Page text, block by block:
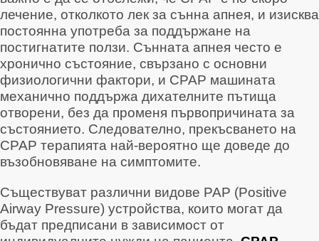
лечение, отколкото лек за сънна апнея, и изисква
постоянна употреба за поддържане на
постигнатите ползи. Сънната апнея често е
хронично състояние, свързано с основни
физиологични фактори, и CPAP машината
механично поддържа дихателните пътища
отворени, без да променя първопричината за
състоянието. Следователно, прекъсването на
CPAP терапията най-вероятно ще доведе до
възобновяване на симптомите.
Съществуват различни видове PAP (Positive
Airway Pressure) устройства, които могат да
бъдат предписани в зависимост от